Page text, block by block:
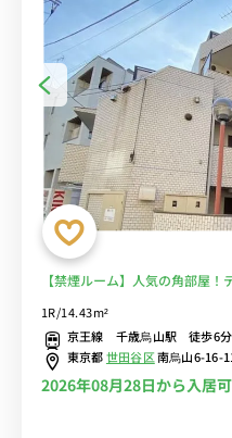
【禁煙ルーム】人気の角部屋
で営業スーパー・まいばすけ
ンタル中！
1R/14.43m²
京王線 千歳烏山駅 徒歩6分
東京都世田谷区南烏山6-16-
2026年08月28日から入居可